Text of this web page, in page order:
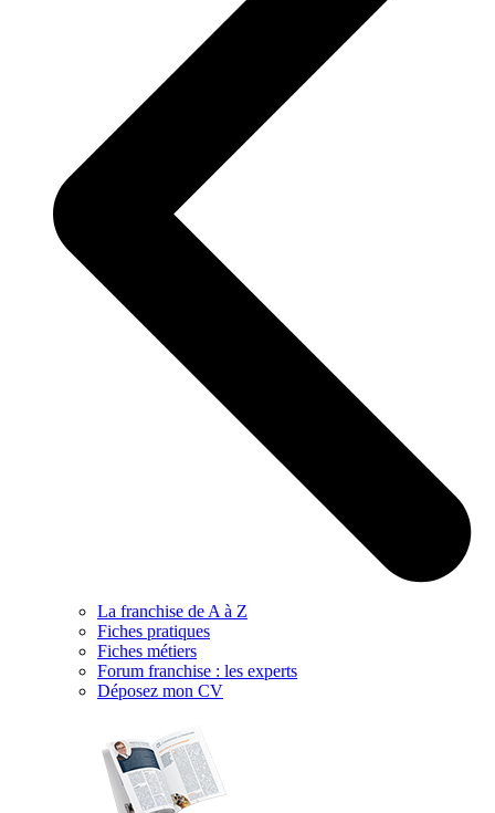
La franchise de A à Z
Fiches pratiques
Fiches métiers
Forum franchise : les experts
Déposez mon CV